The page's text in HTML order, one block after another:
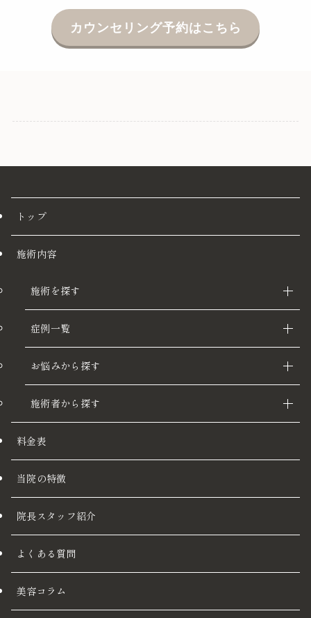
カウンセリング予約はこちら
トップ
施術内容
施術を探す
症例一覧
お悩みから探す
施術者から探す
料金表
当院の特徴
院長スタッフ紹介
よくある質問
美容コラム